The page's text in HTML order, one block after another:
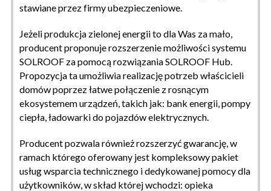
stawiane przez firmy ubezpieczeniowe.
Jeżeli produkcja zielonej energii to dla Was za mało,
producent proponuje rozszerzenie możliwości systemu
SOLROOF za pomocą rozwiązania SOLROOF Hub.
Propozycja ta umożliwia realizację potrzeb właścicieli
domów poprzez łatwe połączenie z rosnącym
ekosystemem urządzeń, takich jak: bank energii, pompy
ciepła, ładowarki do pojazdów elektrycznych.
Producent pozwala również rozszerzyć gwarancję, w
ramach którego oferowany jest kompleksowy pakiet
usług wsparcia technicznego i dedykowanej pomocy dla
użytkowników, w skład której wchodzi: opieka